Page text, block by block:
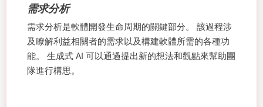
需求分析
需求分析是軟體開發生命周期的關鍵部分。 該過程涉
及瞭解利益相關者的需求以及構建軟體所需的各種功
能。 生成式 AI 可以通過提出新的想法和觀點來幫助團
隊進行構思。